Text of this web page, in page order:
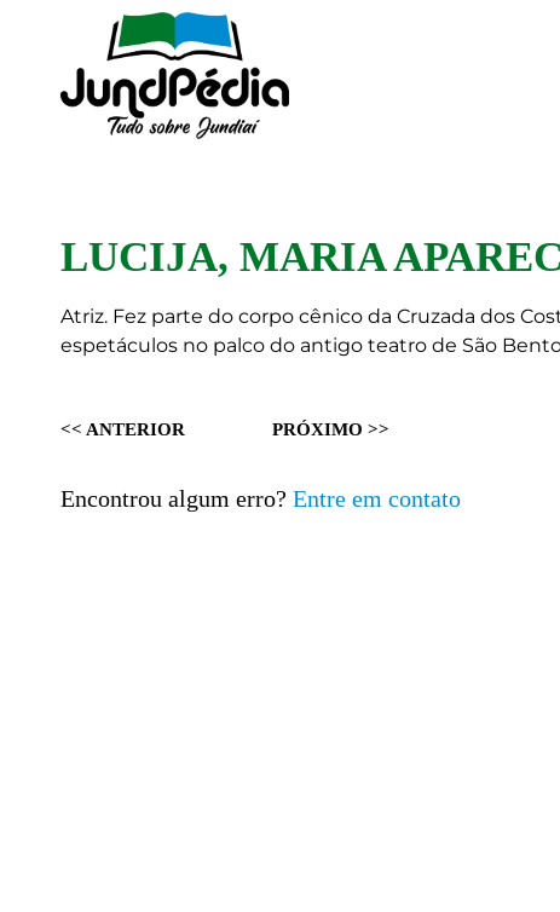
LUCIJA, MARIA
Atriz. Fez parte do corpo cênico da Cruzada dos
espetáculos no palco do antigo teatro de São
<< ANTERIOR PRÓXIMO >>
Encontrou algum erro? Entre em contato